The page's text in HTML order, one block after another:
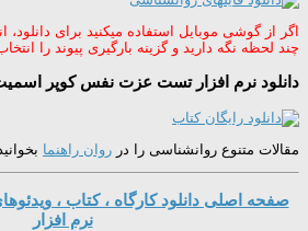
اگر از گوشی موبایل استفاده میکنید برای
چند لحظه نگه دارید و گزینه بارگیری پیوند را
دانلود نرم افزار تست عزت نفس کوپر اسمیت
مقالات متنوع روانشناسی را در روان راهنما بخوانید
صفحه اصلی دانلود کارگاه ، کتاب ،
نرم افزار